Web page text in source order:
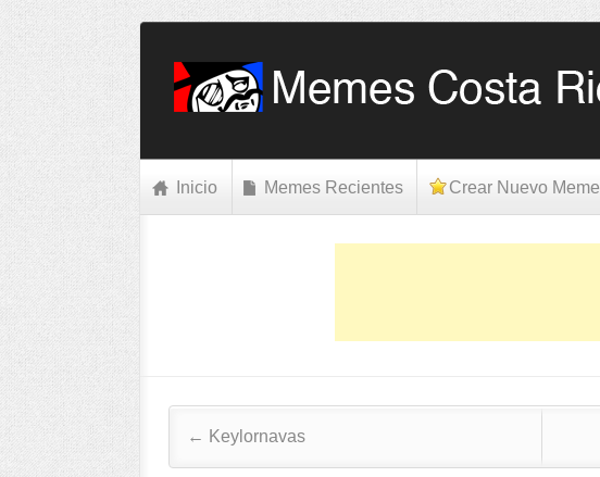
Inicio Memes Recientes Crear Nuevo Meme
Post navigation
← Keylornavas